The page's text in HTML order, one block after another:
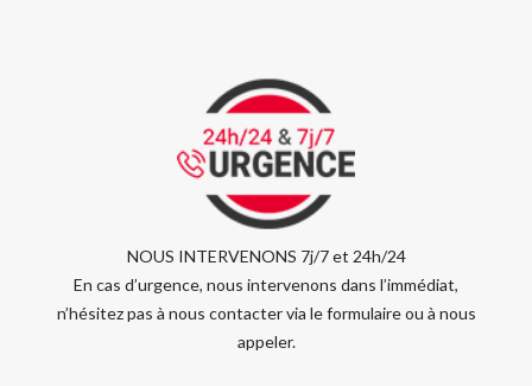
NOUS INTERVENONS 7j/7 et 24h/24
En cas d’urgence, nous intervenons dans l’immédiat,
n’hésitez pas à nous contacter via le formulaire ou à nous
appeler.